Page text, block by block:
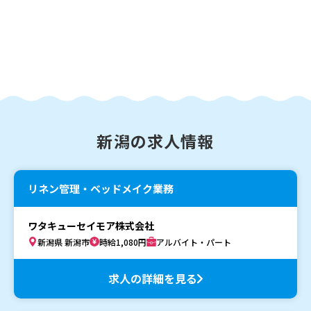
新潟の求人情報
リネン管理・ベッドメイク業務
ワタキューセイモア株式会社
新潟県 新潟市 時給1,080円 アルバイト・パート
求人の詳細を見る